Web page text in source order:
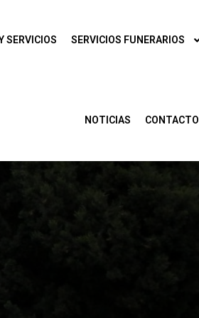
SERVICIOS SERVICIOS FUNERARIOS
NOTICIAS CONTACTO